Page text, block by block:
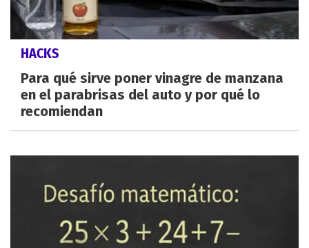
HACKS
Para qué sirve poner vinagre de manzana
en el parabrisas del auto y por qué lo
recomiendan